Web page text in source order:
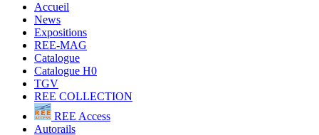
Accueil
News
Expositions
REE-MAG
Catalogue
Catalogue H0
TGV
REE COLLECTION
REE Access
Autorails